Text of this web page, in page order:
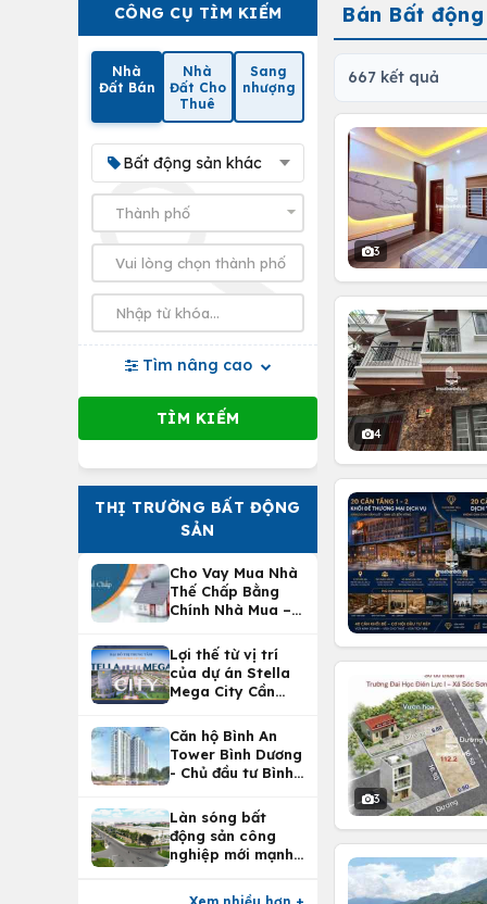
CÔNG CỤ TÌM KIẾM
Nhà
Đất Bán
Nhà
Đất Cho
Thuê
Sang
nhượng
Bất động sản khác
Tìm nâng cao
THỊ TRƯỜNG BẤT ĐỘNG
SẢN
Cho Vay Mua Nhà
Thế Chấp Bằng
Chính Nhà Mua –
Nhà Tại
Vietcombank
Lợi thế từ vị trí
của dự án Stella
Mega City Cần
Căn hộ Bình An
Tower Bình Dương
- Chủ đầu tư Bình
Làn sóng bất
động sản công
nghiệp mới mạnh
Bán Bất
667 kết quả
3
4
3